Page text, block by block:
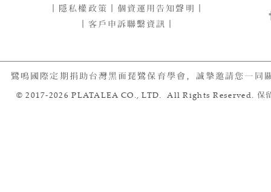
｜ 隱私權政策 ｜ 個資運用告知聲明 ｜
｜客戶申訴聯繫資訊｜
鷺鳴國際定期捐助台灣黑面琵鷺保育學會，誠摯邀請您一同
© 2017-2026 PLATALEA CO., LTD. All Rights Reserved. 保